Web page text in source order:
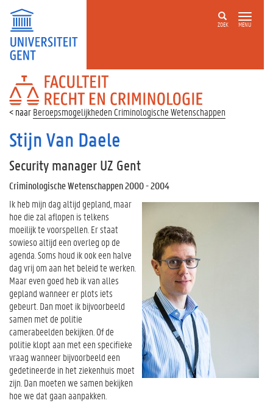
ZOEK MENU
FACULTEIT
RECHT
EN
CRIMINOLOGIE
Beroepsmogelijkheden Criminologische Wetenschappen
Stijn Van Daele
Security manager UZ Gent
Criminologische Wetenschappen 2000 - 2004
Ik heb mijn dag altijd gepland, maar
hoe die zal aflopen is telkens
moeilijk te voorspellen. Er staat
sowieso altijd een overleg op de
agenda. Soms houd ik ook een halve
dag vrij om aan het beleid te werken.
Maar even goed heb ik van alles
gepland wanneer er plots iets
gebeurt. Dan moet ik bijvoorbeeld
samen met de politie
camerabeelden bekijken. Of de
politie klopt aan met een specifieke
vraag wanneer bijvoorbeeld een
gedetineerde in het ziekenhuis moet
zijn. Dan moeten we samen bekijken
hoe we dat gaan aanpakken.